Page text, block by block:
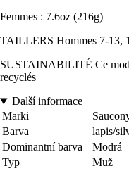
Femmes : 7.6oz (216g)
TAILLERS Hommes 7-13,
SUSTAINABILITÉ Ce
recyclés
Další informace
Marki
Barva
lapis/
Dominantní barva
Modrá
Typ
Muž